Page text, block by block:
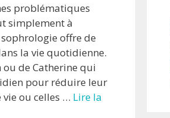
problématiques
simplement à
offre de
la vie quotidienne.
ou de Catherine qui
pour réduire leur
ou celles … Lire la